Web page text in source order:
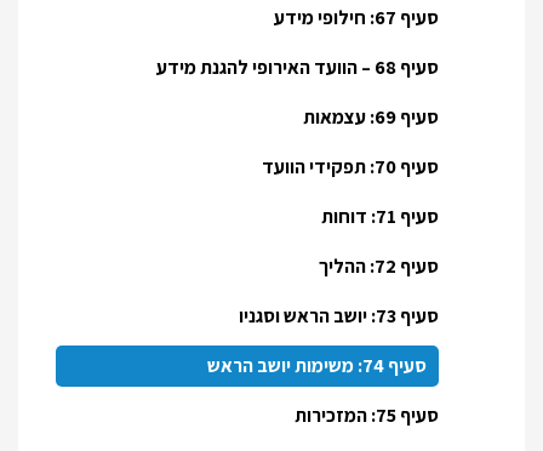
סעיף 67: חילופי מידע
סעיף 68 – הוועד האירופי להגנת מידע
סעיף 69: עצמאות
סעיף 70: תפקידי הוועד
סעיף 71: דוחות
סעיף 72: ההליך
סעיף 73: יושב הראש וסגניו
סעיף 74: משימות יושב הראש
סעיף 75: המזכירות